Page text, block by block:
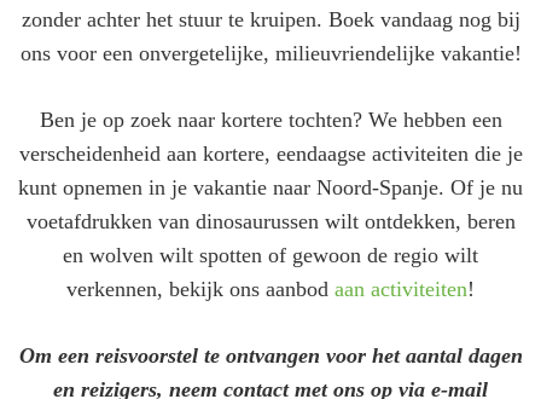
zonder achter het stuur te kruipen. Boek vandaag nog bij
ons voor een onvergetelijke, milieuvriendelijke vakantie!
Ben je op zoek naar kortere tochten? We hebben een
verscheidenheid aan kortere, eendaagse activiteiten die je
kunt opnemen in je vakantie naar Noord-Spanje. Of je nu
voetafdrukken van dinosaurussen wilt ontdekken, beren
en wolven wilt spotten of gewoon de regio wilt
verkennen, bekijk ons aanbod aan activiteiten!
Om een reisvoorstel te ontvangen voor het aantal dagen
en reizigers, neem contact met ons op via e-mail